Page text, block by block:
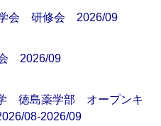
学会 研修会 2026/09
2026/09
徳島薬学部 オープンキ
08-2026/09